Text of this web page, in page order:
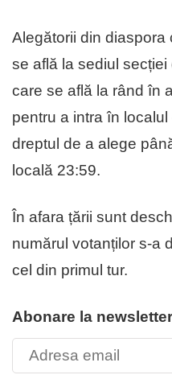
Alegătorii din diaspora
se află la sediul
care se află la rând în
pentru a intra în
dreptul de a alege
locală 23:59.
În afara țării sunt
numărul votanților s-a
cel din primul tur.
Abonare la